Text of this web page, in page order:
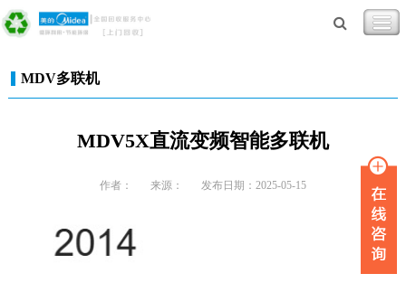
MDV多联机
MDV5X直流变频智能多联机
作者： 来源： 发布日期：2025-05-15